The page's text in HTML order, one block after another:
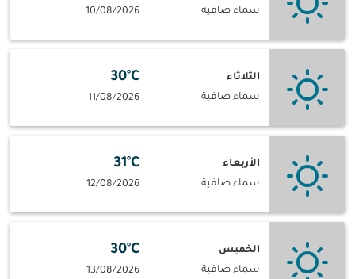
سماء صافية
10/08/2026
الثلاثاء
سماء صافية
30°C
11/08/2026
الأربعاء
سماء صافية
31°C
12/08/2026
الخميس
سماء صافية
30°C
13/08/2026